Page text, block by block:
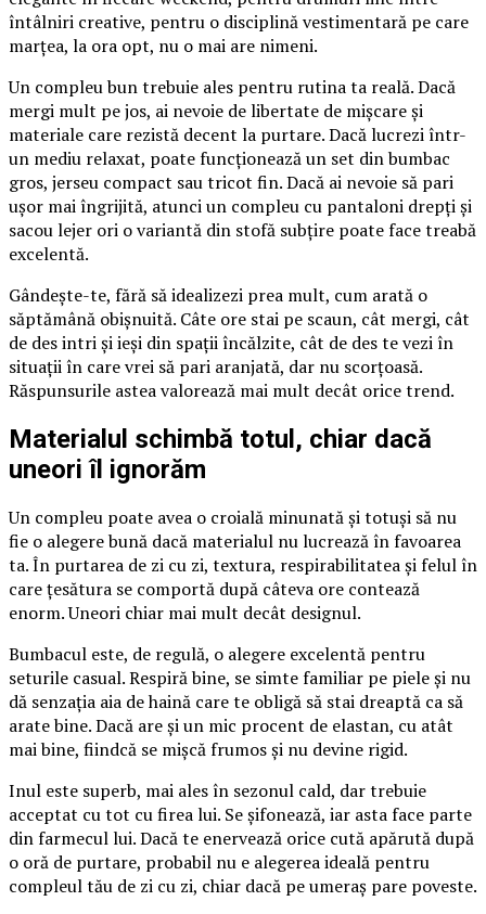
întâlniri creative, pentru o disciplină vestimentară pe care
marțea, la ora opt, nu o mai are nimeni.
Un compleu bun trebuie ales pentru rutina ta reală. Dacă
mergi mult pe jos, ai nevoie de libertate de mișcare și
materiale care rezistă decent la purtare. Dacă lucrezi într-
un mediu relaxat, poate funcționează un set din bumbac
gros, jerseu compact sau tricot fin. Dacă ai nevoie să pari
ușor mai îngrijită, atunci un compleu cu pantaloni drepți și
sacou lejer ori o variantă din stofă subțire poate face treabă
excelentă.
Gândește-te, fără să idealizezi prea mult, cum arată o
săptămână obișnuită. Câte ore stai pe scaun, cât mergi, cât
de des intri și ieși din spații încălzite, cât de des te vezi în
situații în care vrei să pari aranjată, dar nu scorțoasă.
Răspunsurile astea valorează mai mult decât orice trend.
Materialul schimbă totul, chiar dacă
uneori îl ignorăm
Un compleu poate avea o croială minunată și totuși să nu
fie o alegere bună dacă materialul nu lucrează în favoarea
ta. În purtarea de zi cu zi, textura, respirabilitatea și felul în
care țesătura se comportă după câteva ore contează
enorm. Uneori chiar mai mult decât designul.
Bumbacul este, de regulă, o alegere excelentă pentru
seturile casual. Respiră bine, se simte familiar pe piele și nu
dă senzația aia de haină care te obligă să stai dreaptă ca să
arate bine. Dacă are și un mic procent de elastan, cu atât
mai bine, fiindcă se mișcă frumos și nu devine rigid.
Inul este superb, mai ales în sezonul cald, dar trebuie
acceptat cu tot cu firea lui. Se șifonează, iar asta face parte
din farmecul lui. Dacă te enervează orice cută apărută după
o oră de purtare, probabil nu e alegerea ideală pentru
compleul tău de zi cu zi, chiar dacă pe umeraș pare poveste.